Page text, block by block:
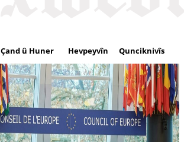
Çand û Huner Hevpeyvîn Qunciknivîs